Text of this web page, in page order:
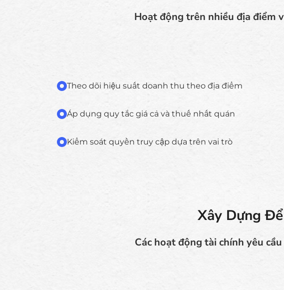
Hoạt động trên nhiều địa điểm
Theo dõi hiệu suất doanh thu theo địa điểm
Áp dụng quy tắc giá cả và thuế nhất quán
Kiểm soát quyền truy cập dựa trên vai trò
Xây Dựng
Các hoạt động tài chính yêu